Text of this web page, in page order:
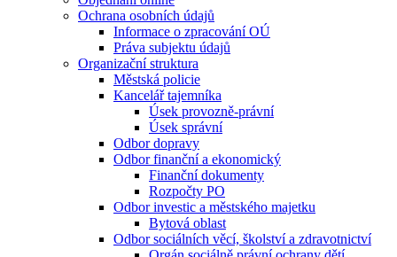
Ochrana osobních údajů
Informace o zpracování OÚ
Práva subjektu údajů
Organizační struktura
Městská policie
Kancelář tajemníka
Úsek provozně-právní
Úsek správní
Odbor dopravy
Odbor finanční a ekonomický
Finanční dokumenty
Rozpočty PO
Odbor investic a městského majetku
Bytová oblast
Odbor sociálních věcí, školství a zdravotnictví